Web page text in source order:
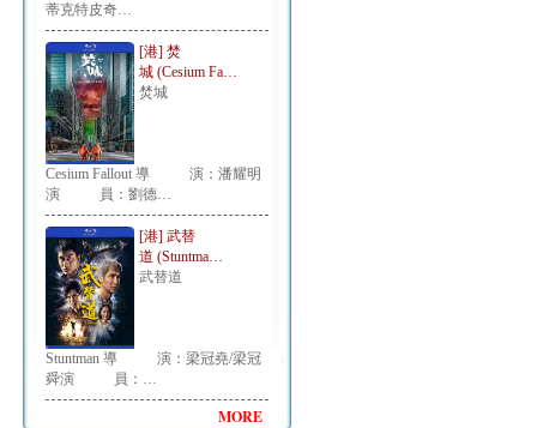
蒂克特皮奇…
[港] 焚
城 (Cesium Fa…
焚城
Cesium Fallout 導 演：潘耀明
演 員：劉德…
[港] 武替
道 (Stuntma…
武替道
Stuntman 導 演：梁冠堯/梁冠
舜演 員：…
MORE